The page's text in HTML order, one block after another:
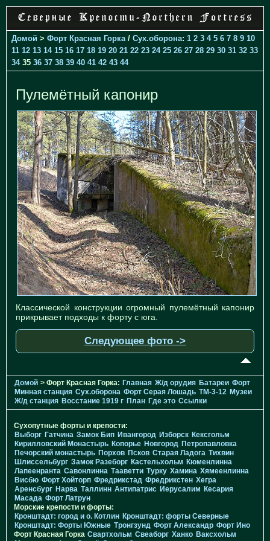
Домой > Форт Красная Горка / Cух.оборона: 1 2 3 4 5 6 7 8 9 10
11 12 13 14 15 16 17 18 19 20 21 22 23 24 25 26 27 28 29 30 31 32 33
3435 36 37 38 39 40 41 42 43 44
Пулемётный капонир
Классической конструкции огромный пулемётный капонир
прикрывает подходы к форту с юга.
Следующее фото ->
Домой > Форт Красная Горка: Главная Ж/д орудия Батареи Форт
Минная станция Cух.оборона Форт Серая Лошадь TM-3-12 Музеи
Ж/д станция Восстание 1919 г План Где это Ссылки
Сухопутные форты и крепости:
Выборг Гатчина Замок Бип Ивангород Изборск Кексгольм
Кирилловский Монастырь Копорье Новгород Петропавловка
Печорcкий монастырь Порхов Псков Старая Ладога Тихвин
Шлиссельбург Замок Разеборг Кастельхольм Кюменлинна
Лапеенранта Савонлинна Тааветти Турку Хамина Хямеенлинна
Висбю Форт Хойторп Фредрикстад Фредрикстен Хегра
Аренсбург Нарва Таллинн Антипатрис Иерусалим Кесария
Масада Форт Латрун
Морские крепости и форты:
Кронштадт: город и о. Котлин Кронштадт: форты Северные
Кронштадт: Форты Южные Тронгзунд Форт Александр Форт Ино
Форт Красная Горка Свартхольм Свеаборг Ханко Ваксхольм